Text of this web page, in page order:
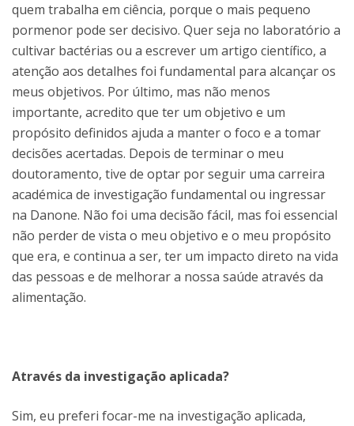
quem trabalha em ciência, porque o mais pequeno
pormenor pode ser decisivo. Quer seja no laboratório a
cultivar bactérias ou a escrever um artigo científico, a
atenção aos detalhes foi fundamental para alcançar os
meus objetivos. Por último, mas não menos
importante, acredito que ter um objetivo e um
propósito definidos ajuda a manter o foco e a tomar
decisões acertadas. Depois de terminar o meu
doutoramento, tive de optar por seguir uma carreira
académica de investigação fundamental ou ingressar
na Danone. Não foi uma decisão fácil, mas foi essencial
não perder de vista o meu objetivo e o meu propósito
que era, e continua a ser, ter um impacto direto na vida
das pessoas e de melhorar a nossa saúde através da
alimentação.
Através da investigação aplicada?
Sim, eu preferi focar-me na investigação aplicada,